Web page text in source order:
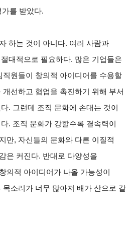
가를 받았다.
하는 것이 아니다. 여러 사람과
대적으로 필요하다. 많은 기업들은
직원들이 창의적 아이디어를 수용할
선하고 협업을 촉진하기 위해 부서
. 그런데 조직 문화에 손대는 것이
. 조직 문화가 강할수록 결속력이
만, 자신들의 문화와 다른 이질적
은 커진다. 반대로 다양성을
의적 아이디어가 나올 가능성이
목소리가 너무 많아져 배가 산으로 갈